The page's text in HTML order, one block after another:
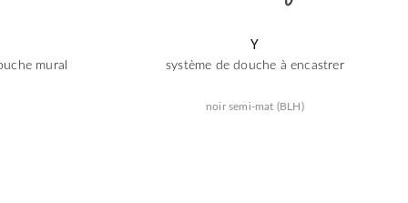
mural
Y
système de douche à encastrer
noir semi-mat (BLH)